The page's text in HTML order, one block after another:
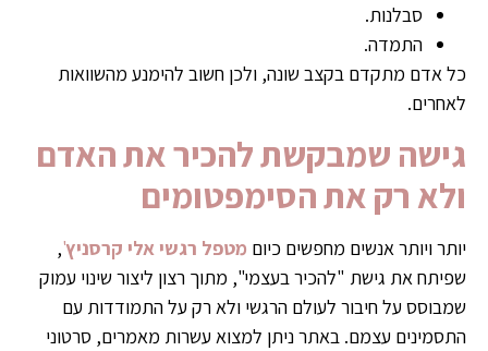
סבלנות.
התמדה.
כל אדם מתקדם בקצב שונה, ולכן חשוב להימנע מהשוואות
לאחרים.
גישה שמבקשת להכיר את האדם
ולא רק את הסימפטומים
יותר ויותר אנשים מחפשים כיום מטפל רגשי אלי קרסניץ'
,
שפיתח את גישת "להכיר בעצמי", מתוך רצון ליצור שינוי עמוק
שמבוסס על חיבור לעולם הרגשי ולא רק על התמודדות עם
התסמינים עצמם. באתר ניתן למצוא עשרות מאמרים, סרטוני